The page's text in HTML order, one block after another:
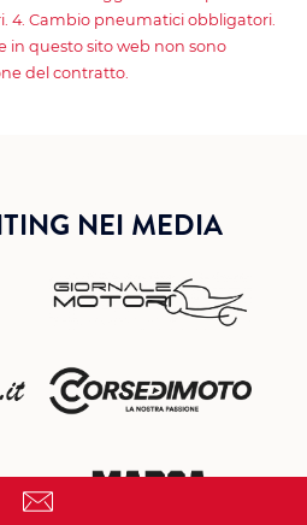
4. Cambio pneumatici obbligatori.
in questo sito web non sono
del contratto.
NEI MEDIA